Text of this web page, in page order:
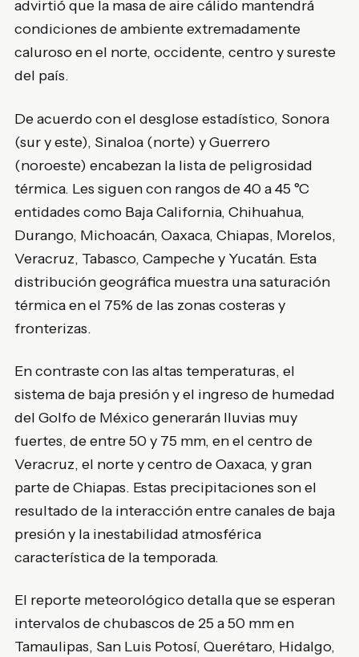
advirtió que la masa de aire cálido mantendrá
condiciones de ambiente extremadamente
caluroso en el norte, occidente, centro y sureste
del país.
De acuerdo con el desglose estadístico, Sonora
(sur y este), Sinaloa (norte) y Guerrero
(noroeste) encabezan la lista de peligrosidad
térmica. Les siguen con rangos de 40 a 45 °C
entidades como Baja California, Chihuahua,
Durango, Michoacán, Oaxaca, Chiapas, Morelos,
Veracruz, Tabasco, Campeche y Yucatán. Esta
distribución geográfica muestra una saturación
térmica en el 75% de las zonas costeras y
fronterizas.
En contraste con las altas temperaturas, el
sistema de baja presión y el ingreso de humedad
del Golfo de México generarán lluvias muy
fuertes, de entre 50 y 75 mm, en el centro de
Veracruz, el norte y centro de Oaxaca, y gran
parte de Chiapas. Estas precipitaciones son el
resultado de la interacción entre canales de baja
presión y la inestabilidad atmosférica
característica de la temporada.
El reporte meteorológico detalla que se esperan
intervalos de chubascos de 25 a 50 mm en
Tamaulipas, San Luis Potosí, Querétaro, Hidalgo,